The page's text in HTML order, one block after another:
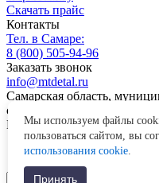
Скачать прайс
Контакты
Тел. в Самаре:
8 (800) 505-94-96
Заказать звонок
info@mtdetal.ru
Самарская область,
сельское поселение
Nº 3
Telegram
Мы используем файлы
пользоваться сайтом, вы
использования cookie.
Принять